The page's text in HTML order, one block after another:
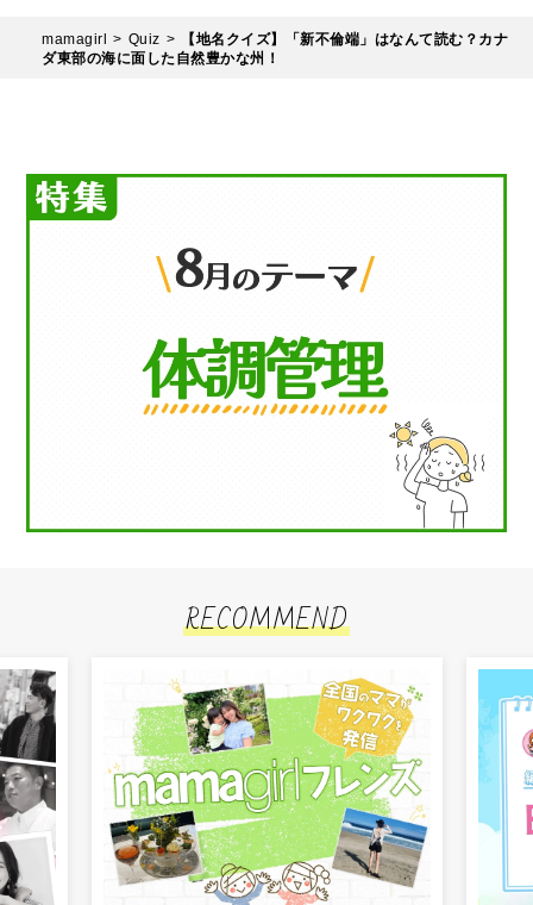
mamagirl Quiz
【地名クイズ】「新不倫端」はなんて読む？カナ
ダ東部の海に面した自然豊かな州！
RECOMMEND